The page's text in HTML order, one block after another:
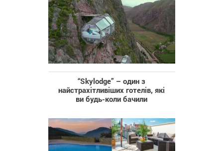
“Skylodge” – один з
найстрахітливіших готелів, які
ви будь-коли бачили